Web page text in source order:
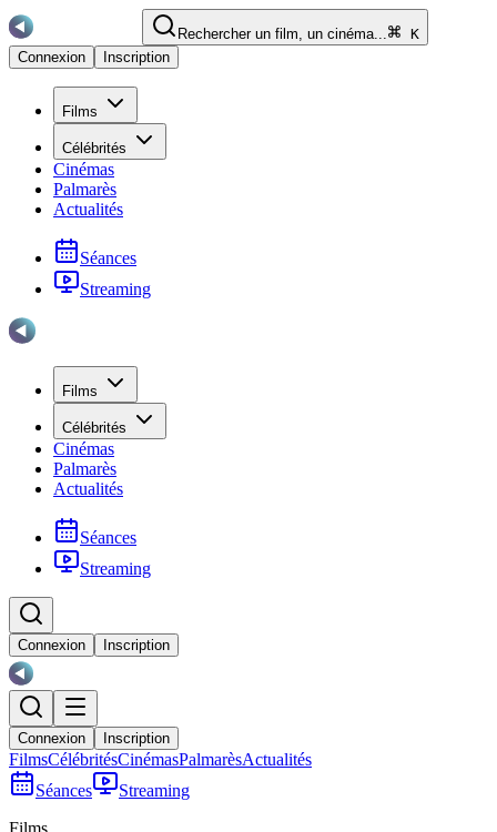
Rechercher un film, un cinéma...
K
Connexion
Inscription
Films
Célébrités
Cinémas
Palmarès
Actualités
Séances
Streaming
Films
Célébrités
Cinémas
Palmarès
Actualités
Séances
Streaming
Connexion Inscription
Connexion Inscription
FilmsCélébritésCinémasPalmarèsActualités
Séances
Streaming
Films